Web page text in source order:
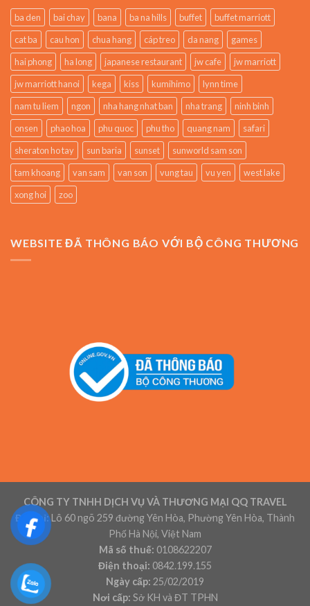
ba den bai chay bana ba na hills buffet
buffet marriott
cat ba
cau hon chua hang cáp treo da nang
games
hai phong
ha long japanese restaurant jw cafe
jw marriott
jw marriott hanoi
kega kiss kumihimo
lynn time
nam tu liem
ngon nha hang nhat ban nha trang
ninh binh
onsen
phao hoa phu quoc phu tho quang nam
safari
sheraton ho tay
sun baria sunset
sunworld sam son
tam khoang
van sam van son vung tau vu yen
west lake
xong hoi
zoo
WEBSITE ĐÃ THÔNG BÁO VỚI BỘ CÔNG THƯƠNG
CÔNG TY TNHH DỊCH VỤ VÀ THƯƠNG MẠI QQ TRAVEL
Địa chỉ:Lô 60 ngõ 259 đường Yên Hòa, Phường Yên Hòa, Thành
Phố Hà Nội, Việt Nam
Mã số thuế: 0108622207
Điện thoại: 0842.199.155
Ngày cấp: 25/02/2019
Nơi cấp: Sở KH và ĐT TPHN